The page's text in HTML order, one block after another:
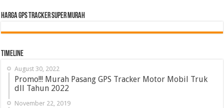
HARGA GPS TRACKER SUPER MURAH
Timeline
August 30, 2022
Promo!!! Murah Pasang GPS Tracker Motor Mobil Truk
dll Tahun 2022
November 22, 2019